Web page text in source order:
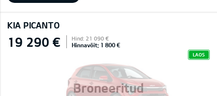
KIA PICANTO
Broneeritud
19 290 € Hind: 21 090 €
Hinnavõit: 1 800 €
LAOS